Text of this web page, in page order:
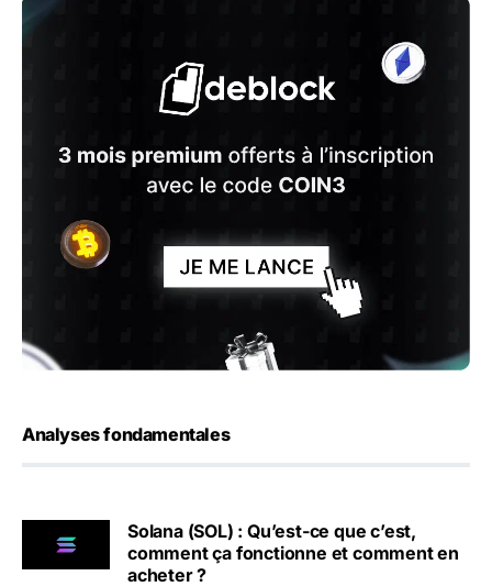
Analyses fondamentales
Solana (SOL) : Qu’est-ce que c’est,
comment ça fonctionne et comment en
acheter ?